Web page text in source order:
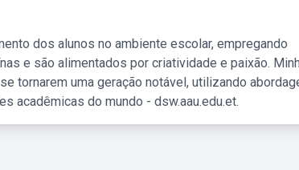
dos alunos no ambiente escolar, empregando
e são alimentados por criatividade e paixão.
tornarem uma geração notável, utilizando
acadêmicas do mundo - dsw.aau.edu.et.